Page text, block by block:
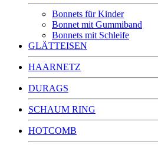
Bonnets für Kinder
Bonnet mit Gummiband
Bonnets mit Schleife
GLÄTTEISEN
HAARNETZ
DURAGS
SCHAUM RING
HOTCOMB